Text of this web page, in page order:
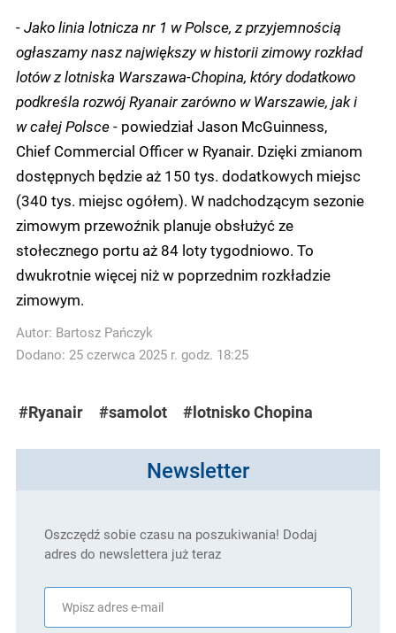
-Jako linia lotnicza nr 1 w Polsce, z przyjemnością
ogłaszamy nasz największy w historii zimowy rozkład
lotów z lotniska Warszawa-Chopina, który dodatkowo
podkreśla rozwój Ryanair zarówno w Warszawie, jak i
w całej Polsce- powiedział Jason McGuinness,
Chief Commercial Officer w Ryanair. Dzięki zmianom
dostępnych będzie aż 150 tys. dodatkowych miejsc
(340 tys. miejsc ogółem). W nadchodzącym sezonie
zimowym przewoźnik planuje obsłużyć ze
stołecznego portu aż 84 loty tygodniowo. To
dwukrotnie więcej niż w poprzednim rozkładzie
zimowym.
Autor: Bartosz Pańczyk
Dodano: 25 czerwca 2025 r. godz. 18:25
#Ryanair #samolot #lotnisko Chopina
Newsletter
Oszczędź sobie czasu na poszukiwania! Dodaj
adres do newslettera już teraz